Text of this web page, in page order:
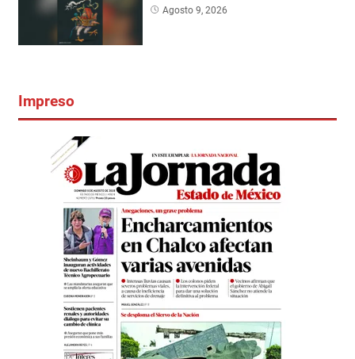
Agosto 9, 2026
Impreso